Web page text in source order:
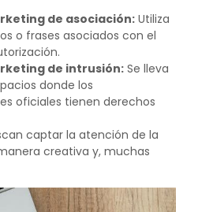
de asociación:Utiliza
o frases asociados con el
de intrusión:Se lleva
donde los
oficiales tienen derechos
captar la atención de la
creativa y, muchas